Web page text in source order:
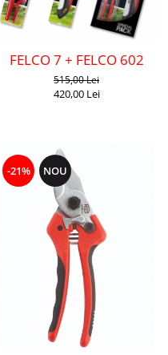
FELCO 7 + FELCO 602
515,00 Lei
420,00 Lei
-21% NOU